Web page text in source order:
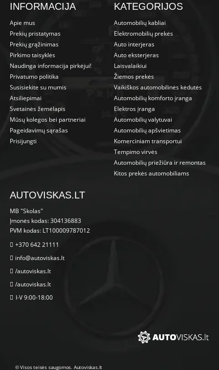
INFORMACIJA
Apie mus
Prekių pristatymas
Prekių grąžinimas
Pirkimo taisyklės
Naudinga informacija pirkėjui!
Privatumo politika
Susisiekite su mumis
Atsiliepimai
Svetainės žemėlapis
Mūsų kolegos bei partneriai
Pageidavimų sąrašas
Prisijungti
KATEGORIJOS
Automobilių kabliai
Elektromobilių prekės
Auto interjeras
Auto eksterjeras
Laisvalaikiui
Žiemos prekės
Vaikiškos automobilinės kėdutės
Automobilių komforto įranga
Elektros įranga
Automobilių valytuvai
Automobilių apšvietimas
Komerciniam transportui
Tempimo virvės
Automobilių priežiūra ir remontas
Kitos prekės automobiliams
AUTOVISKAS.LT
MB "Skolas"
Įmonės kodas: 304136883
PVM kodas: LT100009787012
+370 642 21111
info@autoviskas.lt
/autoviskas.lt
/autoviskas.lt
I-V 9:00-18:00
© Visos teisės saugomos. Autoviskas.lt